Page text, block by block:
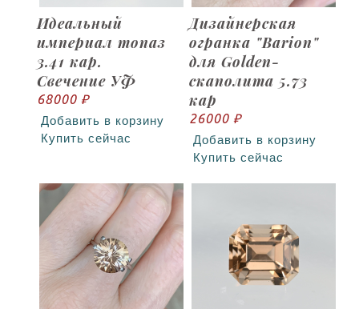
Идеальный
империал топаз
3.41 кар.
Свечение УФ
68000 ₽
Добавить в корзину
Купить сейчас
Дизайнерская
огранка "Barion"
для Golden-
скаполита 5.73
кар
26000 ₽
Добавить в корзину
Купить сейчас